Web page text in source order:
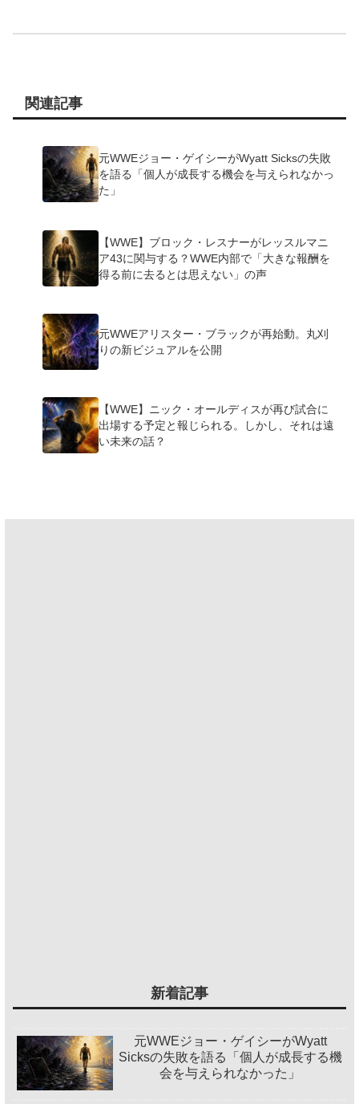
関連記事
元WWEジョー・ゲイシーがWyatt Sicksの失敗
を語る「個人が成長する機会を与えられなかっ
た」
【WWE】ブロック・レスナーがレッスルマニ
ア43に関与する？WWE内部で「大きな報酬を
得る前に去るとは思えない」の声
元WWEアリスター・ブラックが再始動。丸刈
りの新ビジュアルを公開
【WWE】ニック・オールディスが再び試合に
出場する予定と報じられる。しかし、それは遠
い未来の話？
新着記事
元WWEジョー・ゲイシーがWyatt
Sicksの失敗を語る「個人が成長する機
会を与えられなかった」